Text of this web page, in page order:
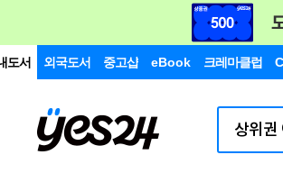
도서 외국도서 중고샵 eBook 크레마클럽